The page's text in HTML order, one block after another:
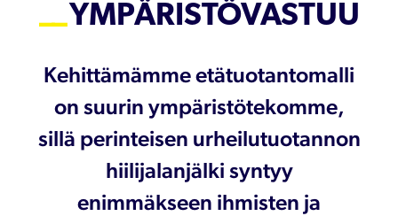
YMPÄRISTÖVASTUU
Kehittämämme etätuotantomalli
on suurin ympäristötekomme,
sillä perinteisen urheilutuotannon
hiilijalanjälki syntyy
enimmäkseen ihmisten ja